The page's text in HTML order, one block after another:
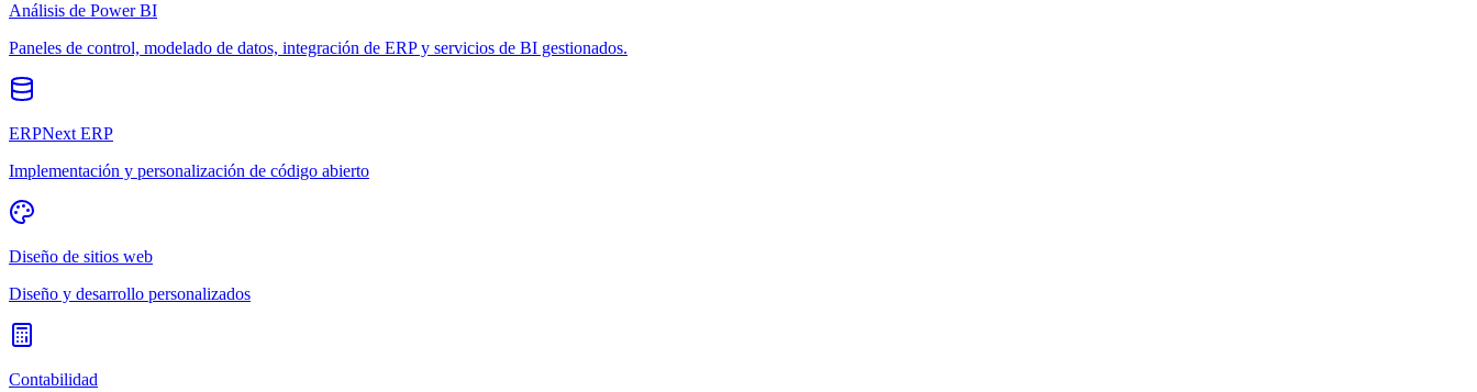
Análisis de Power BI
Paneles de control, modelado de datos, integración de ERP y servicios de BI gestionados.
ERPNext ERP
Implementación y personalización de código abierto
Diseño de sitios web
Diseño y desarrollo personalizados
Contabilidad